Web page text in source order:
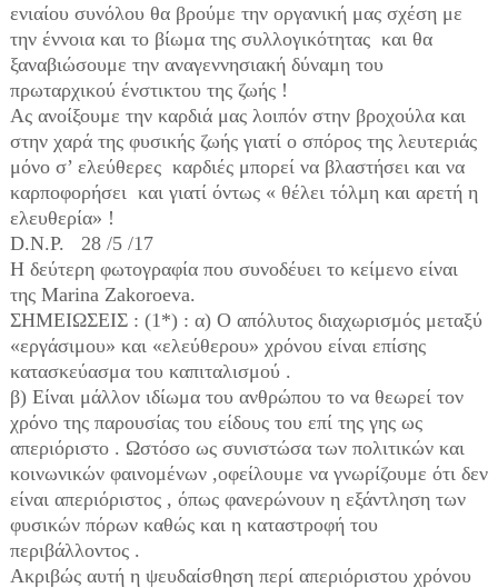
ενιαίου συνόλου θα βρούμε την οργανική μας σχέση με
την έννοια και το βίωμα της συλλογικότητας και θα
ξαναβιώσουμε την αναγεννησιακή δύναμη του
πρωταρχικού ένστικτου της ζωής !
Ας ανοίξουμε την καρδιά μας λοιπόν στην βροχούλα και
στην χαρά της φυσικής ζωής γιατί ο σπόρος της λευτεριάς
μόνο σ’ ελεύθερες καρδιές μπορεί να βλαστήσει και να
καρποφορήσει και γιατί όντως « θέλει τόλμη και αρετή η
ελευθερία» !
D.N.P. 28 /5 /17
Η δεύτερη φωτογραφία που συνοδέυει το κείμενο είναι
της Marina Zakoroeva.
ΣΗΜΕΙΩΣΕΙΣ : (1*) : α) Ο απόλυτος διαχωρισμός μεταξύ
«εργάσιμου» και «ελεύθερου» χρόνου είναι επίσης
κατασκεύασμα του καπιταλισμού .
β) Είναι μάλλον ιδίωμα του ανθρώπου το να θεωρεί τον
χρόνο της παρουσίας του είδους του επί της γης ως
απεριόριστο . Ωστόσο ως συνιστώσα των πολιτικών και
κοινωνικών φαινομένων ,οφείλουμε να γνωρίζουμε ότι δεν
είναι απεριόριστος , όπως φανερώνουν η εξάντληση των
φυσικών πόρων καθώς και η καταστροφή του
περιβάλλοντος .
Ακριβώς αυτή η ψευδαίσθηση περί απεριόριστου χρόνου